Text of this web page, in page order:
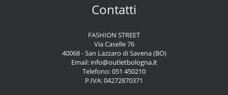
Contatti
FASHION STREET
Via Caselle 76
40068 - San Lazzaro di Savena (BO)
Email: info@outletbologna.it
Telefono:051 450210
P.IVA: 04272870371